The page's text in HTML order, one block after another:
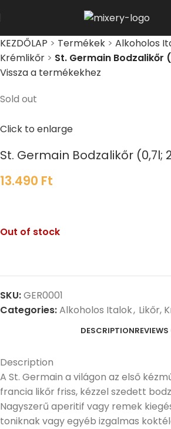
KEZDŐLAP > Termékek > Alkoholos
Krémlikőr > St. Germain Bodzalikőr
Vissza a termékekhez
Sold out
Click to enlarge
St. Germain Bodzalikőr (0,7l;
13.490 Ft
Out of stock
SKU:GER0001
Categories:Alkoholos Italok, Likőr,
DESCRIPTION
Description
A St. Germain a világon az első
francia likőr friss, kézzel szedett
Nagyszerű aperitif vagy remek
toniknak vagy egyéb izgalmas